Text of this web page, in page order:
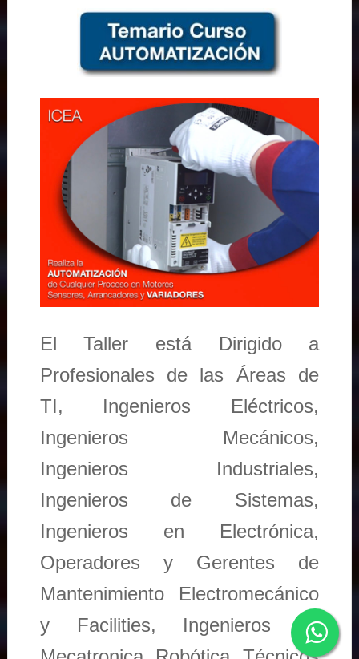
El Taller está Dirigido a
Profesionales de las Áreas de
TI, Ingenieros Eléctricos,
Ingenieros Mecánicos,
Ingenieros Industriales,
Ingenieros de Sistemas,
Ingenieros en Electrónica,
Operadores y Gerentes de
Mantenimiento Electromecánico
y Facilities, Ingenieros en